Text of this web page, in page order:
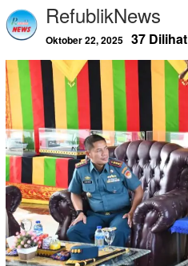
RefublikNews
Oktober 22, 2025 37 Dilihat